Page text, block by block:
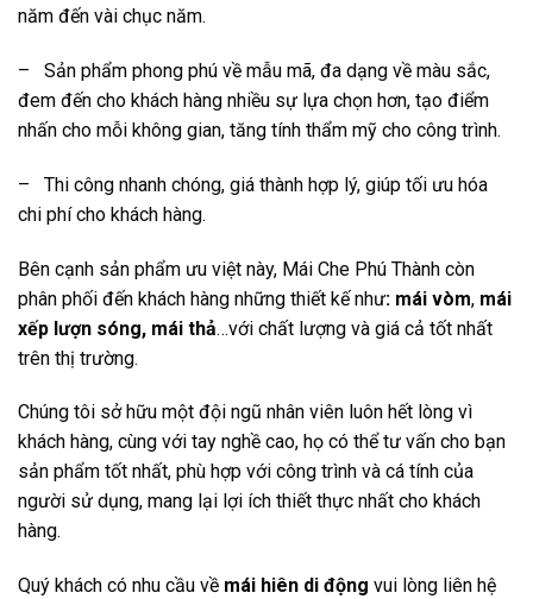
năm đến vài chục năm.
– Sản phẩm phong phú về mẫu mã, đa dạng về màu sắc,
đem đến cho khách hàng nhiều sự lựa chọn hơn, tạo điểm
nhấn cho mỗi không gian, tăng tính thẩm mỹ cho công trình.
– Thi công nhanh chóng, giá thành hợp lý, giúp tối ưu hóa
chi phí cho khách hàng.
Bên cạnh sản phẩm ưu việt này, Mái Che Phú Thành còn
phân phối đến khách hàng những thiết kế như: mái vòm, mái
xếp lượn sóng, mái thả…với chất lượng và giá cả tốt nhất
trên thị trường.
Chúng tôi sở hữu một đội ngũ nhân viên luôn hết lòng vì
khách hàng, cùng với tay nghề cao, họ có thể tư vấn cho bạn
sản phẩm tốt nhất, phù hợp với công trình và cá tính của
người sử dụng, mang lại lợi ích thiết thực nhất cho khách
hàng.
Quý khách có nhu cầu về mái hiên di động vui lòng liên hệ